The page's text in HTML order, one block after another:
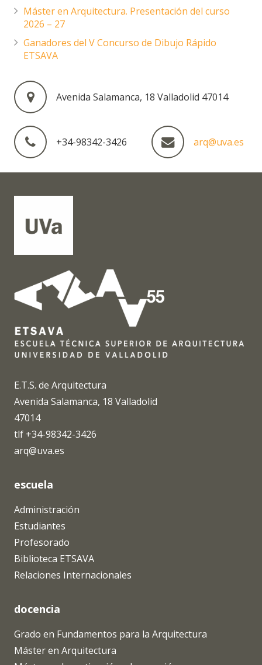
Máster en Arquitectura. Presentación del curso
2026 – 27
Ganadores del V Concurso de Dibujo Rápido
ETSAVA
Avenida Salamanca, 18 Valladolid 47014
+34-98342-3426 arq@uva.es
E.T.S. de Arquitectura
Avenida Salamanca, 18 Valladolid
47014
tlf +34-98342-3426
arq@uva.es
escuela
Administración
Estudiantes
Profesorado
Biblioteca ETSAVA
Relaciones Internacionales
docencia
Grado en Fundamentos para la Arquitectura
Máster en Arquitectura